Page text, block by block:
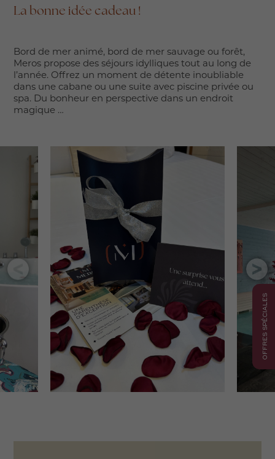
La bonne idée cadeau !
Bord de mer animé, bord de mer sauvage ou forêt,
Meros propose des séjours idylliques tout au long de
l’année. Offrez un moment de détente inoubliable
dans une cabane ou une suite avec piscine privée ou
spa. Du bonheur en perspective dans un endroit
magique …
OFFRES SPÉCIALES